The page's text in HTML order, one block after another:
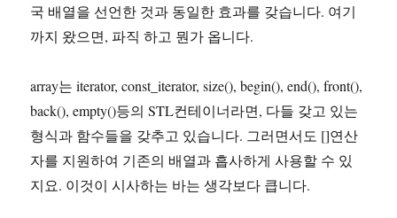
국 배열을 선언한 것과 동일한 효과를 갖습니다. 여기
까지 왔으면, 파직 하고 뭔가 옵니다.
array는 iterator, const_iterator, size(), begin(), end(), front(),
back(), empty()등의 STL컨테이너라면, 다들 갖고 있는
형식과 함수들을 갖추고 있습니다. 그러면서도 []연산
자를 지원하여 기존의 배열과 흡사하게 사용할 수 있
지요. 이것이 시사하는 바는 생각보다 큽니다.